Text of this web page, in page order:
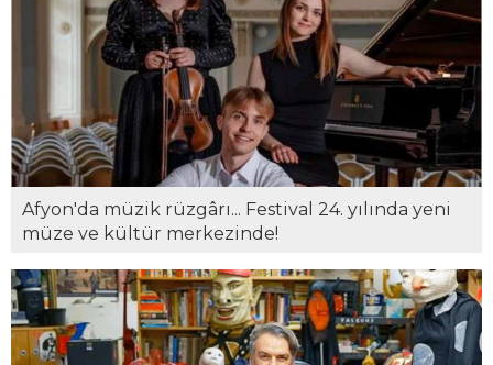
Afyon'da müzik rüzgârı... Festival 24. yılında yeni
müze ve kültür merkezinde!